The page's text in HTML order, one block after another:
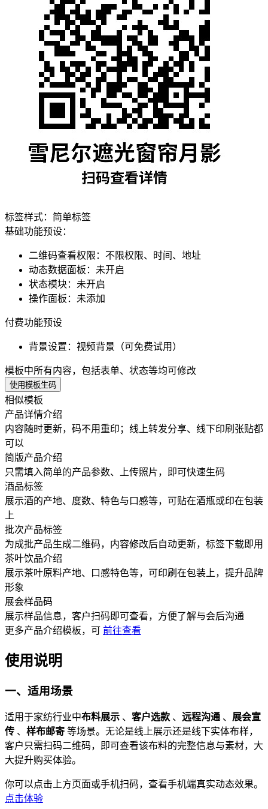
标签样式： 简单标签
基础功能预设：
二维码查看权限 ： 不限权限、时间、地址
动态数据面板 ： 未开启
状态模块： 未开启
操作面板 ： 未添加
付费功能预设
背景设置 ： 视频背景（可免费试用）
模板中所有内容，包括表单、状态等均可修改
使用模板生码
相似模板
产品详情介绍
内容随时更新，码不用重印；线上转发分享、线下印刷张贴都
可以
简版产品介绍
只需填入简单的产品参数、上传照片，即可快速生码
酒品标签
展示酒的产地、度数、特色与口感等，可贴在酒瓶或印在包装
上
批次产品标签
为成批产品生成二维码，内容修改后自动更新，标签下载即用
茶叶饮品介绍
展示茶叶原料产地、口感特色等，可印刷在包装上，提升品牌
形象
展会样品码
展示样品信息，客户扫码即可查看，方便了解与会后沟通
更多产品介绍模板，可 前往查看
使用说明
一、适用场景
适用于家纺行业中布料展示 、 客户选款 、 远程沟通、 展会宣
传 、 样布邮寄 等场景。无论是线上展示还是线下实体布样，
客户只需扫码二维码，即可查看该布料的完整信息与素材，大
大提升购买体验。
你可以点击上方页面或手机扫码，查看手机端真实动态效果。
点击体验